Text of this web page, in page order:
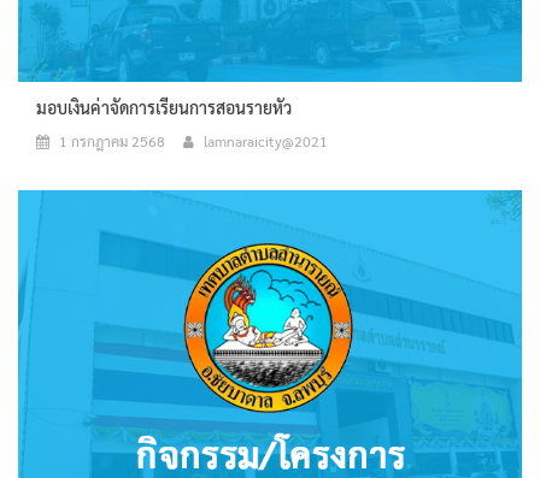
มอบเงินค่าจัดการเรียนการสอนรายหัว
1 กรกฎาคม 2568 lamnaraicity@2021